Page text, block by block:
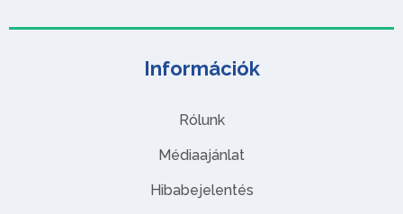
Információk
Rólunk
Médiaajánlat
Hibabejelentés